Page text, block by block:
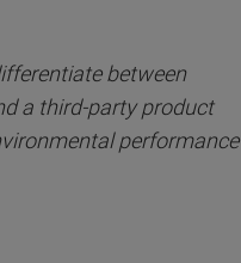
between
a third-party product
performance